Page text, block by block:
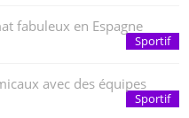
fabuleux en Espagne
Sportif
avec des équipes
Sportif